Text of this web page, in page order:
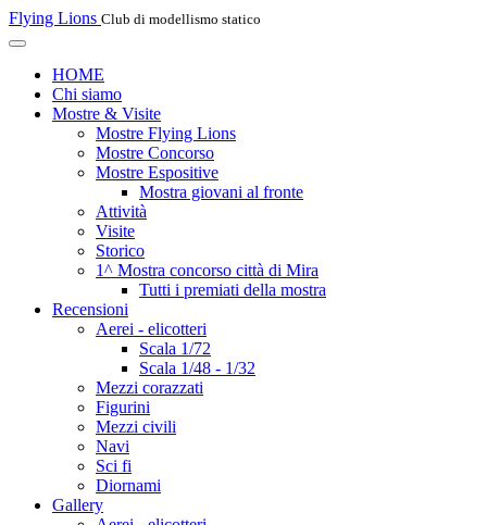
Flying Lions Club di modellismo statico
HOME
Chi siamo
Mostre & Visite
Mostre Flying Lions
Mostre Concorso
Mostre Espositive
Mostra giovani al fronte
Attività
Visite
Storico
1^ Mostra concorso città di Mira
Tutti i premiati della mostra
Recensioni
Aerei - elicotteri
Scala 1/72
Scala 1/48 - 1/32
Mezzi corazzati
Figurini
Mezzi civili
Navi
Sci fi
Diornami
Gallery